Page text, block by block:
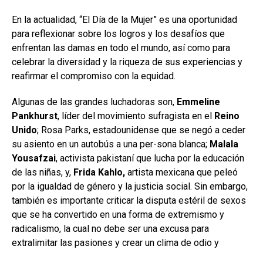
En la actualidad, “El Día de la Mujer” es una oportunidad
para reflexionar sobre los logros y los desafíos que
enfrentan las damas en todo el mundo, así como para
celebrar la diversidad y la riqueza de sus experiencias y
reafirmar el compromiso con la equidad.
Algunas de las grandes luchadoras son, Emmeline
Pankhurst, líder del movimiento sufragista en el Reino
Unido; Rosa Parks, estadounidense que se negó a ceder
su asiento en un autobús a una per-sona blanca; Malala
Yousafzai, activista pakistaní que lucha por la educación
de las niñas, y, Frida Kahlo, artista mexicana que peleó
por la igualdad de género y la justicia social. Sin embargo,
también es importante criticar la disputa estéril de sexos
que se ha convertido en una forma de extremismo y
radicalismo, la cual no debe ser una excusa para
extralimitar las pasiones y crear un clima de odio y